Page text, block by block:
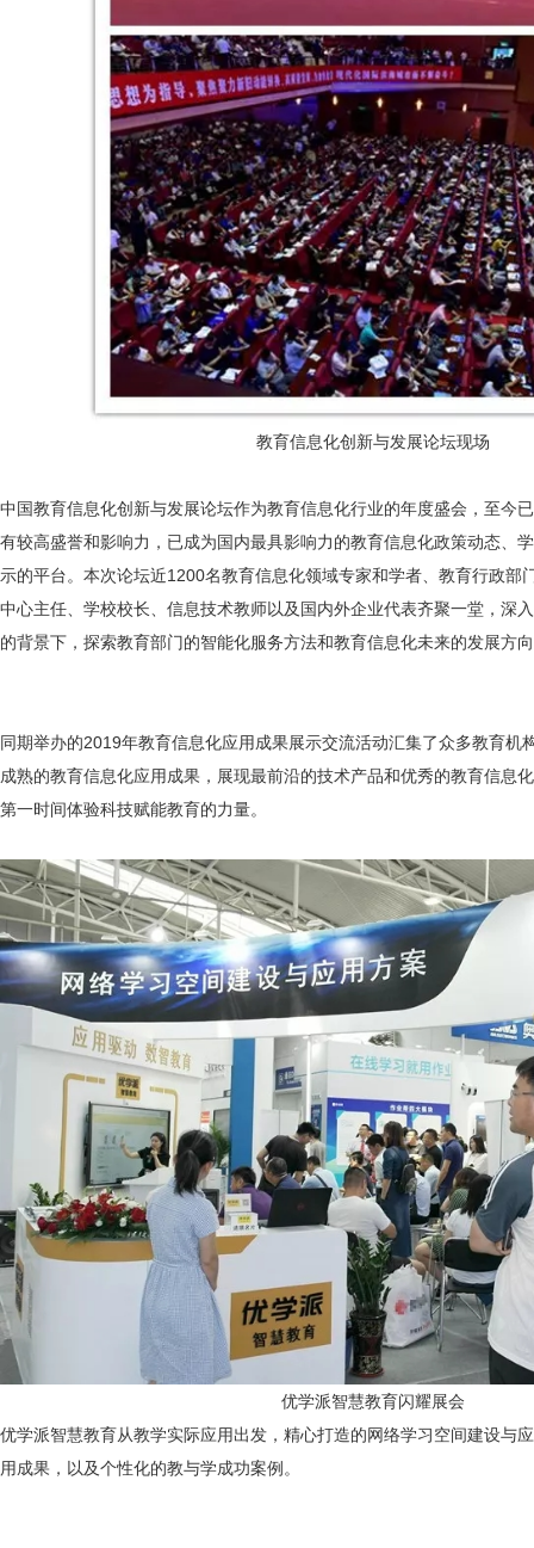
教育信息化创新与发展论坛现场
中国教育信息化创新与发展论坛作为教育信息化行业的年度盛会，至今
有较高盛誉和影响力，已成为国内最具影响力的教育信息化政策动态、
示的平台。本次论坛近1200名教育信息化领域专家和学者、教育行政部
中心主任、学校校长、信息技术教师以及国内外企业代表齐聚一堂，深
的背景下，探索教育部门的智能化服务方法和教育信息化未来的发展方
同期举办的2019年教育信息化应用成果展示交流活动汇集了众多教育机
成熟的教育信息化应用成果，展现最前沿的技术产品和优秀的教育信息
第一时间体验科技赋能教育的力量。
优学派智慧教育闪耀展会
优学派智慧教育从教学实际应用出发，精心打造的网络学习空间建设与
用成果，以及个性化的教与学成功案例。